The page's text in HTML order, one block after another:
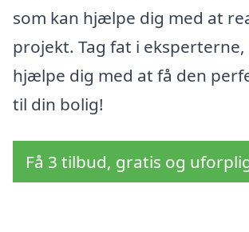
som kan hjælpe dig med at
projekt. Tag fat i
hjælpe dig med at få den
til din bolig!
Få 3 tilbud, gratis og